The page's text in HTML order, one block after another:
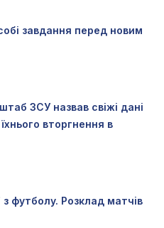
завдання перед новим
ЗСУ назвав свіжі дані
вторгнення в
футболу. Розклад матчів